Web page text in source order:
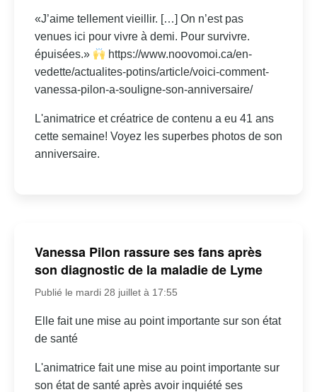
«J’aime tellement vieillir. […] On n’est pas
venues ici pour vivre à demi. Pour survivre.
épuisées.»
https://www.noovomoi.ca/en-
vedette/actualites-potins/article/voici-comment-
vanessa-pilon-a-souligne-son-anniversaire/
L'animatrice et créatrice de contenu a eu 41 ans
cette semaine! Voyez les superbes photos de son
anniversaire.
Vanessa Pilon rassure ses fans après
son diagnostic de la maladie de Lyme
Publié le mardi 28 juillet à 17:55
Elle fait une mise au point importante sur son état
de santé
L'animatrice fait une mise au point importante sur
son état de santé après avoir inquiété ses